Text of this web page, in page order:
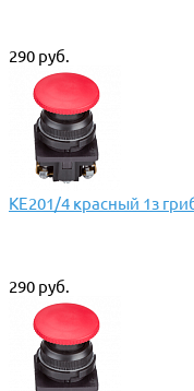
290 руб.
КЕ201/4 красный 1з
290 руб.